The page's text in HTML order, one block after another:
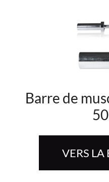
Barre de
VERS